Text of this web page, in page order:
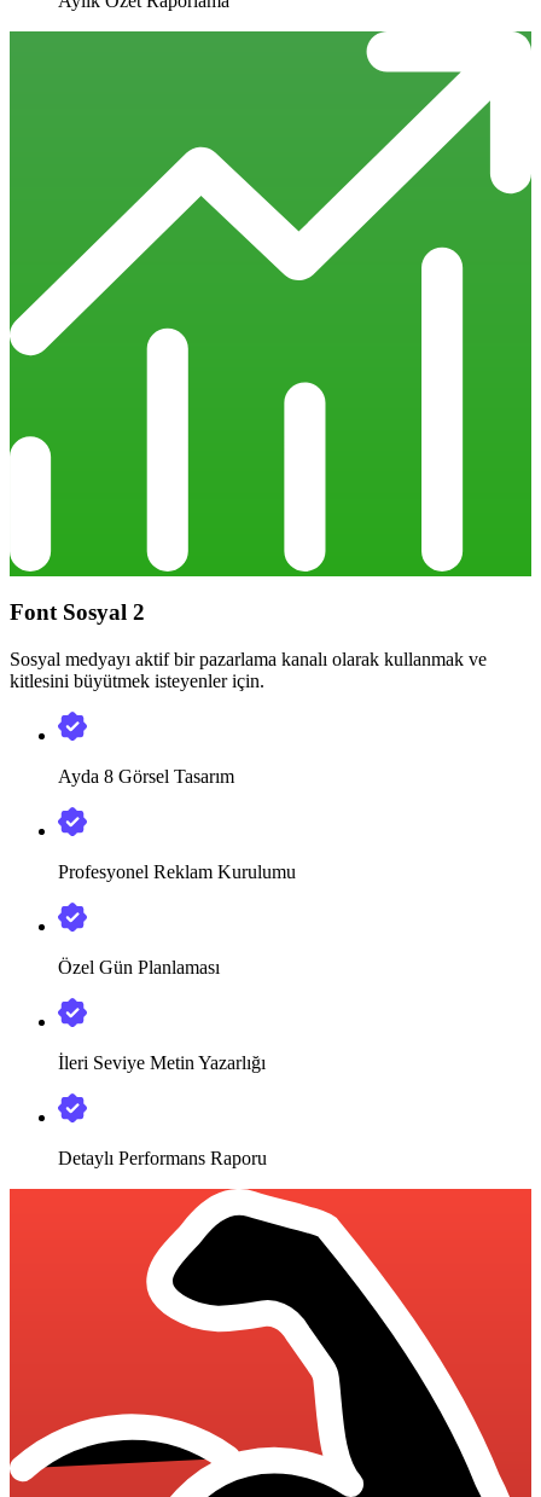
Font Sosyal 2
Sosyal medyayı aktif bir pazarlama kanalı olarak kullanmak ve
kitlesini büyütmek isteyenler için.
Ayda 8 Görsel Tasarım
Profesyonel Reklam Kurulumu
Özel Gün Planlaması
İleri Seviye Metin Yazarlığı
Detaylı Performans Raporu